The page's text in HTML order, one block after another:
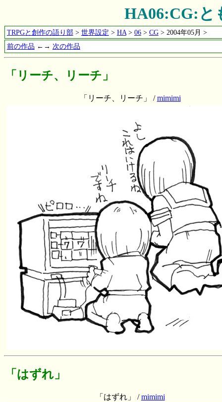
HA06:CG:と
TRPGと創作の語り部> 世界設定 > HA> 06> CG> 2004年05月 >
前の作品 ←→ 次の作品
「リーチ、リーチ」
「リーチ、リーチ」 /mimimi
「はずれ」
「はずれ」 /mimimi